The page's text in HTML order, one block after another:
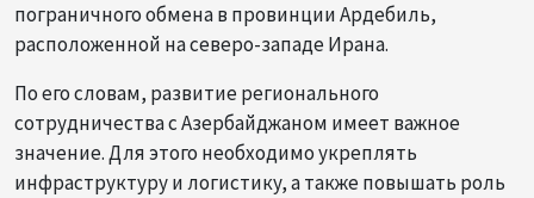
пограничного обмена в провинции Ардебиль,
расположенной на северо-западе Ирана.
По его словам, развитие регионального
сотрудничества с Азербайджаном имеет важное
значение. Для этого необходимо укреплять
инфраструктуру и логистику, а также повышать роль